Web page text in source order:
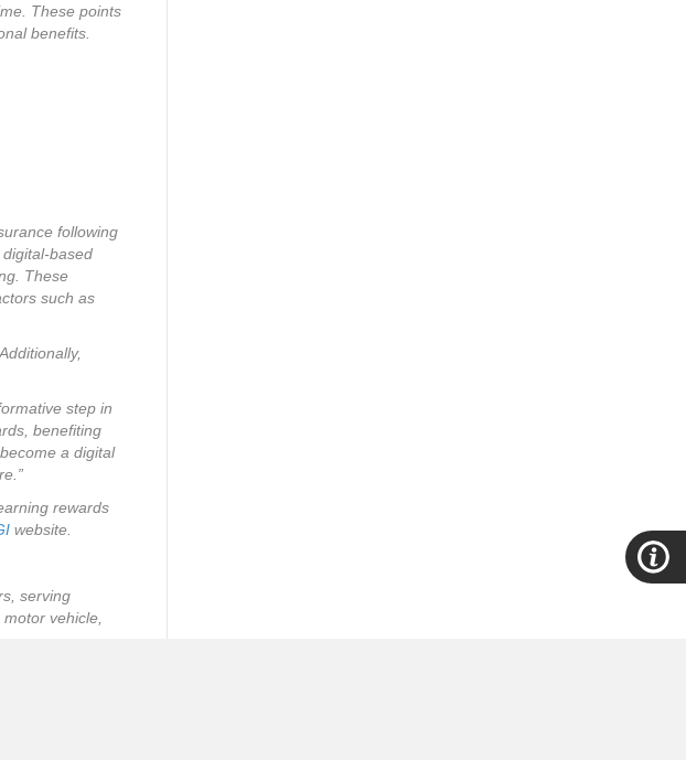
These points
benefits.
following
based
These
such as
step in
benefiting
a digital
rewards
website.
serving
vehicle,